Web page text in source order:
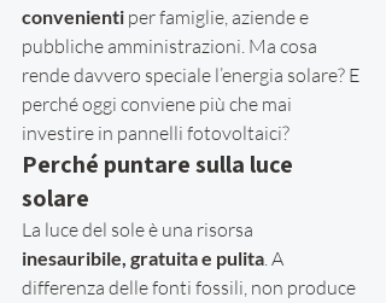
convenienti per famiglie, aziende e
pubbliche amministrazioni. Ma cosa
rende davvero speciale l’energia solare? E
perché oggi conviene più che mai
investire in pannelli fotovoltaici?
Perché puntare sulla luce
solare
La luce del sole è una risorsa
inesauribile, gratuita e pulita. A
differenza delle fonti fossili, non produce